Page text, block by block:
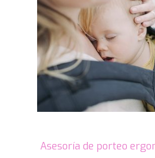
Asesoría de porteo